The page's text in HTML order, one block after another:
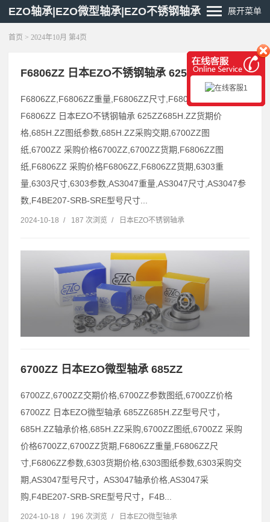
EZO轴承|EZO微型轴承|EZO不锈钢轴承 展开菜单
首页 > 2024年10月 第4页
F6806ZZ 日本EZO不锈钢轴承 625ZZ
F6806ZZ,F6806ZZ重量,F6806ZZ尺寸,F6806ZZ参数
F6806ZZ 日本EZO不锈钢轴承 625ZZ685H.ZZ货期价
格,685H.ZZ图纸参数,685H.ZZ采购交期,6700ZZ图
纸,6700ZZ 采购价格6700ZZ,6700ZZ货期,F6806ZZ图
纸,F6806ZZ 采购价格F6806ZZ,F6806ZZ货期,6303重
量,6303尺寸,6303参数,AS3047重量,AS3047尺寸,AS3047参
数,F4BE207-SRB-SRE型号尺寸...
2024-10-18 / 187 次浏览 / 日本EZO不锈钢轴承
6700ZZ 日本EZO微型轴承 685ZZ
6700ZZ,6700ZZ交期价格,6700ZZ参数图纸,6700ZZ价格
6700ZZ 日本EZO微型轴承 685ZZ685H.ZZ型号尺寸，
685H.ZZ轴承价格,685H.ZZ采购,6700ZZ图纸,6700ZZ 采购
价格6700ZZ,6700ZZ货期,F6806ZZ重量,F6806ZZ尺
寸,F6806ZZ参数,6303货期价格,6303图纸参数,6303采购交
期,AS3047型号尺寸，AS3047轴承价格,AS3047采
购,F4BE207-SRB-SRE型号尺寸，F4B...
2024-10-18 / 196 次浏览 / 日本EZO微型轴承